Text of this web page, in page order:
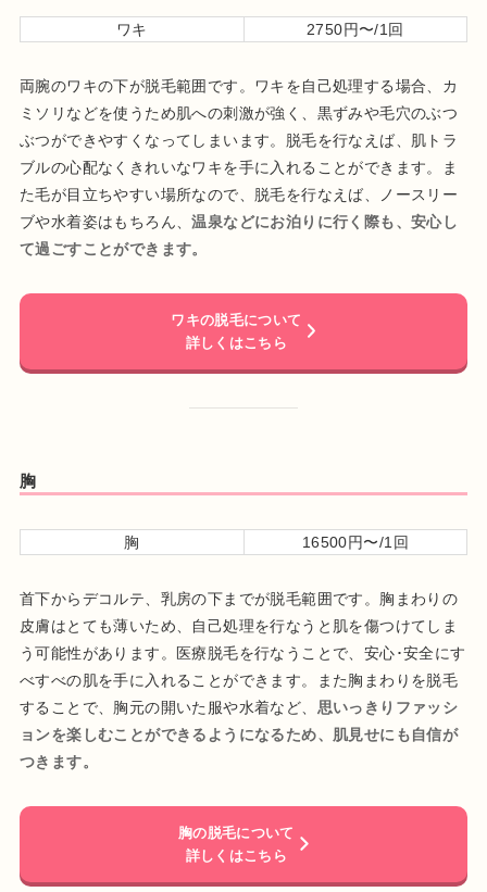
ワキ 2750円〜/1回
両腕のワキの下が脱毛範囲です。ワキを自己処理する場合、カ
ミソリなどを使うため肌への刺激が強く、黒ずみや毛穴のぶつ
ぶつができやすくなってしまいます。脱毛を行なえば、肌トラ
ブルの心配なくきれいなワキを手に入れることができます。ま
た毛が目立ちやすい場所なので、脱毛を行なえば、ノースリー
ブや水着姿はもちろん、温泉などにお泊りに行く際も、安心し
て過ごすことができます。
ワキの脱毛について
詳しくはこちら
胸
胸 16500円〜/1回
首下からデコルテ、乳房の下までが脱毛範囲です。胸まわりの
皮膚はとても薄いため、自己処理を行なうと肌を傷つけてしま
う可能性があります。医療脱毛を行なうことで、安心･安全にす
べすべの肌を手に入れることができます。また胸まわりを脱毛
することで、胸元の開いた服や水着など、 思いっきりファッシ
ョンを楽しむことができるようになるため、肌見せにも自信が
つきます。
胸の脱毛について
詳しくはこちら